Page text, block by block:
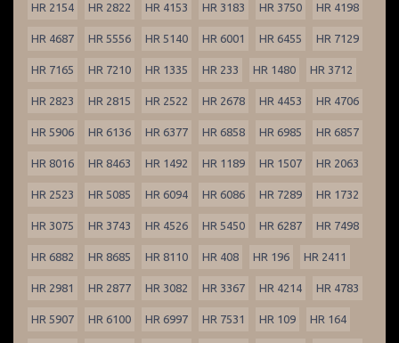
HR 2154 HR 2822 HR 4153 HR 3183 HR 3750 HR 4198
HR 4687 HR 5556 HR 5140 HR 6001 HR 6455 HR 7129
HR 7165 HR 7210 HR 1335 HR 233 HR 1480 HR 3712
HR 2823 HR 2815 HR 2522 HR 2678 HR 4453 HR 4706
HR 5906 HR 6136 HR 6377 HR 6858 HR 6985 HR 6857
HR 8016 HR 8463 HR 1492 HR 1189 HR 1507 HR 2063
HR 2523 HR 5085 HR 6094 HR 6086 HR 7289 HR 1732
HR 3075 HR 3743 HR 4526 HR 5450 HR 6287 HR 7498
HR 6882 HR 8685 HR 8110 HR 408 HR 196 HR 2411
HR 2981 HR 2877 HR 3082 HR 3367 HR 4214 HR 4783
HR 5907 HR 6100 HR 6997 HR 7531 HR 109 HR 164